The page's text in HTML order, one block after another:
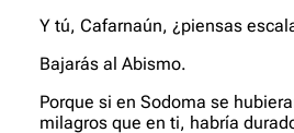
Y tú, Cafarnaún, ¿piensas
Bajarás al Abismo.
Porque si en Sodoma se
milagros que en ti, habría